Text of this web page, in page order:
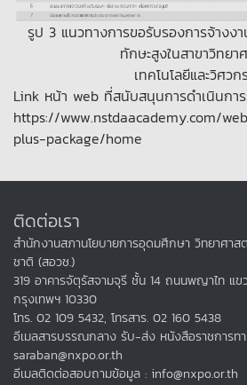
รูป 3 แนวทางการขอรับรองการจ้างง
ทักษะสูงในสาขาวิทยา
เทคโนโลยีและวิศวก
Link หน้า web ที่สนับสนุนการดำเนินการ:
https://www.nstdaacademy.com/
plus-package/home
ติดต่อเรา
สำนักงานสภานโยบายการอุดมศึกษา วิทยาศา
ชาติ (สอวช.)
319 อาคารจัตุรัสจามจุรี ชั้น 14 ถนนพญาไท แ
กรุงเทพฯ 10330
โทร. 02 109 5432, โทรสาร. 02 160 5438
อีเมลสารบรรณกลาง รับ-ส่ง หนังสือราชการท
saraban@nxpo.or.th
อีเมลติดต่อสอบถามข้อมูล : info@nxpo.or.th